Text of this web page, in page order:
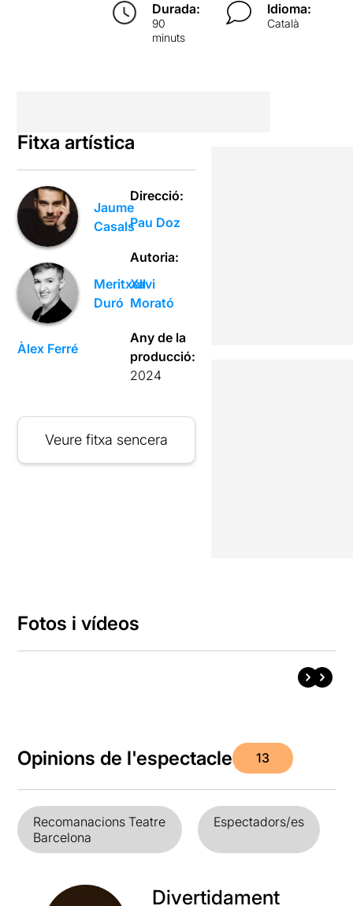
Durada:
90
minuts
Idioma:
Català
Fitxa artística
Jaume
Casals
Meritxell
Duró
Àlex Ferré
Direcció:
Pau Doz
Autoria:
Xavi
Morató
Any de la
producció:
2024
Veure fitxa sencera
Fotos i vídeos
Opinions de l'espectacle 13
Recomanacions Teatre
Barcelona
Espectadors/es
Divertidament